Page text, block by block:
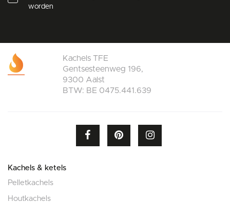
worden
Kachels & ketels
Pelletkachels
Houtkachels
Kachels TFE
Gentsesteenweg 196,
9300 Aalst
BTW: BE 0475.441.639